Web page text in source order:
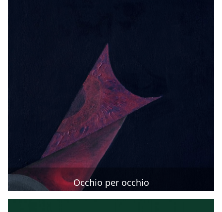
Occhio per occhio